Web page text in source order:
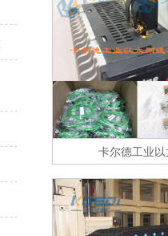
卡尔德工业